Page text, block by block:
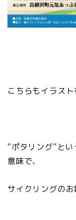
こちらもイラス
“ポタリング”と
意味で、
サイクリングのお